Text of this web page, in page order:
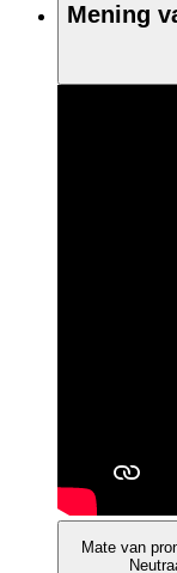
Mening
Mate van